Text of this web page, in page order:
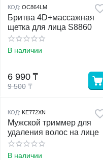
26%
КОД: OC864LM
Бритва 4D+массажная
щетка для лица S8860
В наличии
9 500 ₸
6 990 ₸
КОД: KE772XN
Мужской триммер для
удаления волос на лице
В наличии